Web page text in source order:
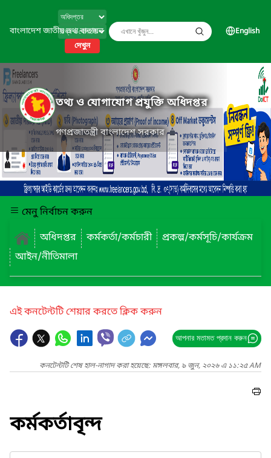
বাংলাদেশ জাতীয় তথ্য বাতায়ন
দেখুন
English
তথ্য ও যোগাযোগ প্রযুক্তি অধিদপ্তর
গণপ্রজাতন্ত্রী বাংলাদেশ সরকার
মেনু নির্বাচন করুন
অধিদপ্তর
কর্মকর্তা/কর্মচারী
প্রকল্প/কর্মসূচি/কার্যক্রম
আইন/নীতিমালা
এই কনটেন্টটি শেয়ার করতে ক্লিক করুন
আপনার মতামত প্রদান করুন
কনটেন্টটি শেষ হাল-নাগাদ করা হয়েছে: মঙ্গলবার, ৯ জুন, ২০২৬ এ ১১:২৫ AM
কর্মকর্তাবৃন্দ